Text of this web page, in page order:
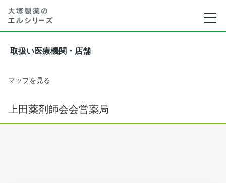
取扱い医療機関・店舗
マップを見る
上田薬剤師会会営薬局